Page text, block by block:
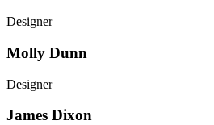
Designer
Molly Dunn
Designer
James Dixon